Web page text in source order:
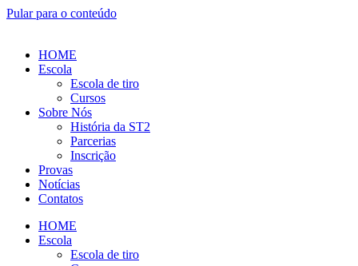
Pular para o conteúdo
HOME
Escola
Escola de tiro
Cursos
Sobre Nós
História da ST2
Parcerias
Inscrição
Provas
Notícias
Contatos
HOME
Escola
Escola de tiro